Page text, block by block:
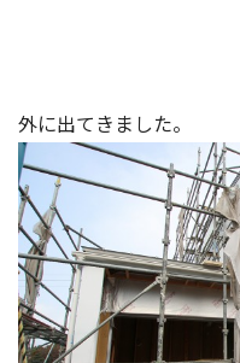
外に出てきました。